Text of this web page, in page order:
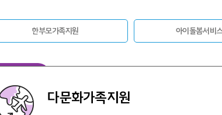
한부모가족지원 아이돌봄서비
다문화가족지원